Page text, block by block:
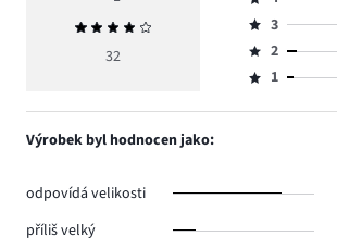
Průměrné
hodnocení
32
počet
hlasů
23.
Hodnocení
4,
počet
hlasů
Hodnocení
3,
počet
3
Hodnocení
2,
2
Hodnocení
1,
1
Výrobek byl hodnocen jako:
odpovídá velikosti
příliš velký